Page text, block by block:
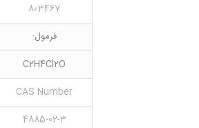
803467
فرمول:
C2H4Cl2O
CAS Number
4885-02-3